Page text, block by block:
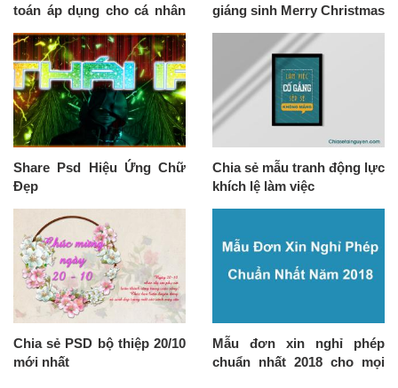
toán áp dụng cho cá nhân
BTC
giáng sinh Merry Christmas
Share Psd Hiệu Ứng Chữ
Đẹp
Chia sẻ mẫu tranh động lực
khích lệ làm việc
Chia sẻ PSD bộ thiệp 20/10
mới nhất
Mẫu đơn xin nghỉ phép
chuẩn nhất 2018 cho mọi